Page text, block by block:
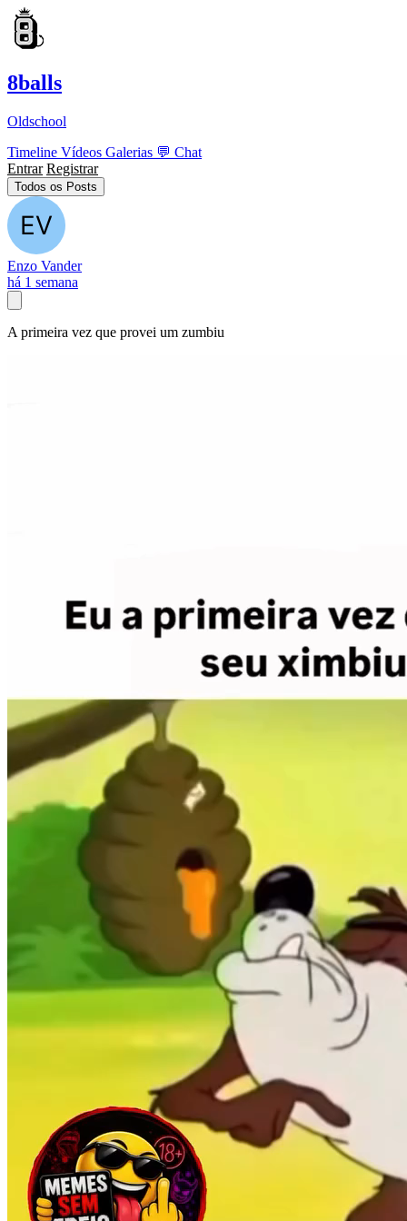
8balls
Oldschool
Timeline Vídeos Galerias 💬 Chat
Entrar Registrar
Todos os Posts
Enzo Vander
há 1 semana
A primeira vez que provei um zumbiu